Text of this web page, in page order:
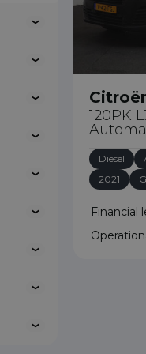
adequaat
sta!
wat de
is iets
naar een
door u
Voor
120PK
Diesel
2021
Financial